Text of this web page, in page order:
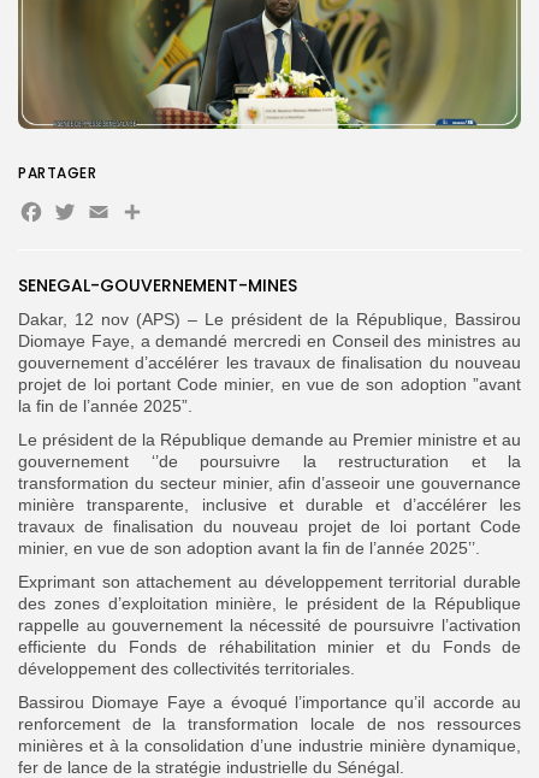
FR
SENEGAL-GOUVERNEMENT-MINES
Dakar, 12 nov (APS) – Le président de la République, Bassirou
Diomaye Faye, a demandé mercredi en Conseil des ministres au
gouvernement d’accélérer les travaux de finalisation du nouveau
projet de loi portant Code minier, en vue de son adoption ”avant
la fin de l’année 2025”.
Le président de la République demande au Premier ministre et au
gouvernement ‘’de poursuivre la restructuration et la
transformation du secteur minier, afin d’asseoir une gouvernance
minière transparente, inclusive et durable et d’accélérer les
travaux de finalisation du nouveau projet de loi portant Code
minier, en vue de son adoption avant la fin de l’année 2025’’.
Exprimant son attachement au développement territorial durable
des zones d’exploitation minière, le président de la République
rappelle au gouvernement la nécessité de poursuivre l’activation
efficiente du Fonds de réhabilitation minier et du Fonds de
développement des collectivités territoriales.
Bassirou Diomaye Faye a évoqué l’importance qu’il accorde au
renforcement de la transformation locale de nos ressources
minières et à la consolidation d’une industrie minière dynamique,
fer de lance de la stratégie industrielle du Sénégal.
PARTAGER
Facebook
Twitter
EmailPartager